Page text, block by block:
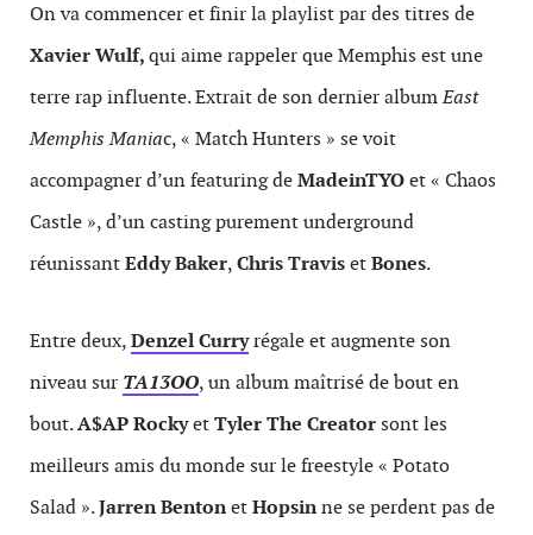
On va commencer et finir la playlist par des titres de
Xavier Wulf,qui aime rappeler que Memphis est une
terre rap influente. Extrait de son dernier albumEast
Memphis Maniac, « Match Hunters » se voit
accompagner d’un featuring deMadeinTYOet « Chaos
Castle », d’un casting purement underground
réunissantEddy Baker,Chris TravisetBones.
Entre deux,Denzel Curryrégale et augmente son
niveau sur TA13OO, un album maîtrisé de bout en
bout.A$AP RockyetTyler The Creator sont les
meilleurs amis du monde sur le freestyle « Potato
Salad ».Jarren BentonetHopsinne se perdent pas de